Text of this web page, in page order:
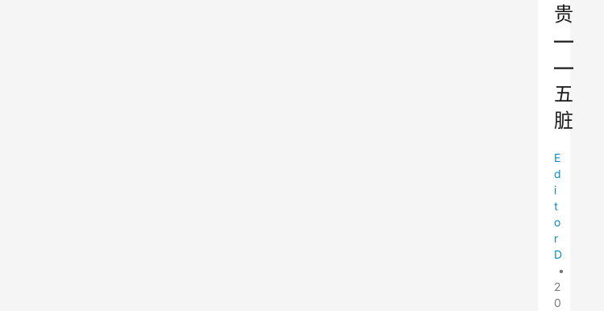
贵
—
—
五
脏
E
d
i
t
o
r
D
•
2
0